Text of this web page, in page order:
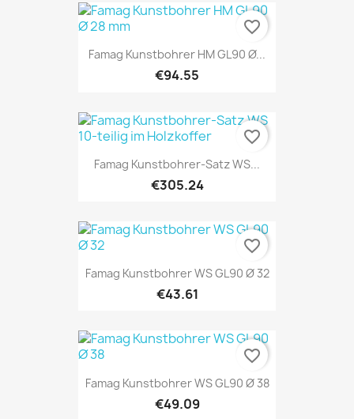
Famag Kunstbohrer HM GL90 Ø...
€94.55
favorite_border
Famag Kunstbohrer-Satz WS...
€305.24
favorite_border
Famag Kunstbohrer WS GL90 Ø 32
€43.61
favorite_border
Famag Kunstbohrer WS GL90 Ø 38
€49.09
favorite_border